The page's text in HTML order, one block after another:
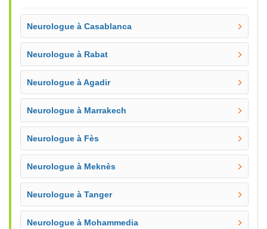
Neurologue à Casablanca
Neurologue à Rabat
Neurologue à Agadir
Neurologue à Marrakech
Neurologue à Fès
Neurologue à Meknès
Neurologue à Tanger
Neurologue à Mohammedia